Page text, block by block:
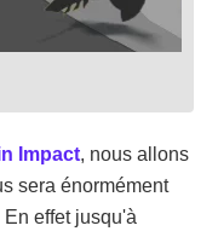
Impact, nous allons
sera énormément
effet jusqu'à